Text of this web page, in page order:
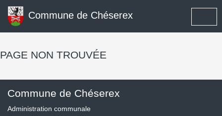
Commune de Chéserex
PAGE NON TROUVÉE
Commune de Chéserex
Administration communale